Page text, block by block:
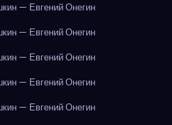
— Евгений Онегин
— Евгений Онегин
— Евгений Онегин
— Евгений Онегин
— Евгений Онегин